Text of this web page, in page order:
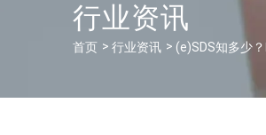
行业资讯
首页 行业资讯 (e)SDS知多少